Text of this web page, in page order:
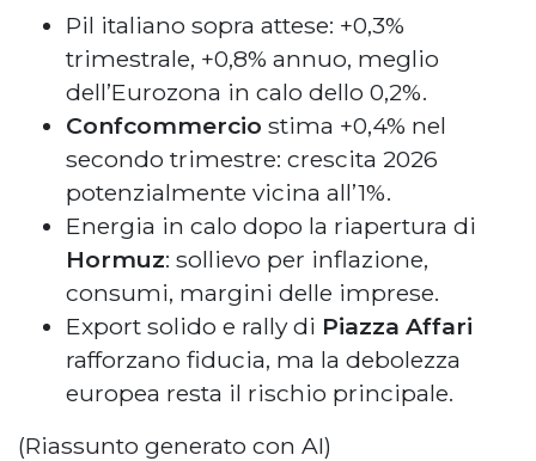
Pil italiano sopra attese: +0,3%
trimestrale, +0,8% annuo, meglio
dell’Eurozona in calo dello 0,2%.
Confcommercio stima +0,4% nel
secondo trimestre: crescita 2026
potenzialmente vicina all’1%.
Energia in calo dopo la riapertura di
Hormuz: sollievo per inflazione,
consumi, margini delle imprese.
Export solido e rally di Piazza Affari
rafforzano fiducia, ma la debolezza
europea resta il rischio principale.
(Riassunto generato con AI)